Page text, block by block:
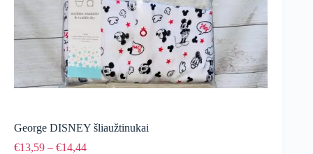
George DISNEY šliaužtinukai
€13,59 – €14,44Price